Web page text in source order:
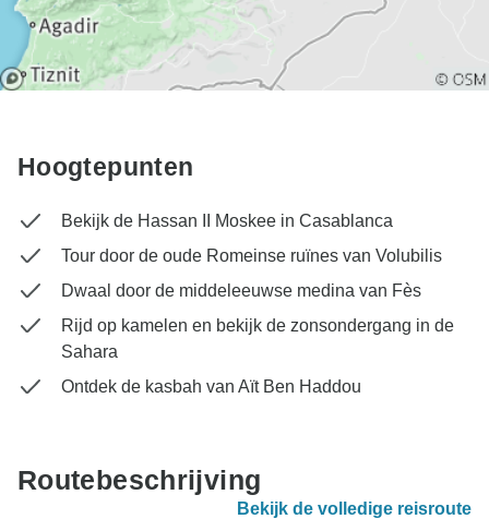
Hoogtepunten
Bekijk de Hassan II Moskee in Casablanca
Tour door de oude Romeinse ruïnes van Volubilis
Dwaal door de middeleeuwse medina van Fès
Rijd op kamelen en bekijk de zonsondergang in de
Sahara
Ontdek de kasbah van Aït Ben Haddou
Routebeschrijving
Bekijk de volledige reisroute